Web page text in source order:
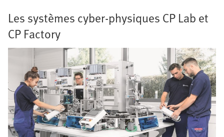
Les systèmes cyber-physiques CP Lab et
CP Factory